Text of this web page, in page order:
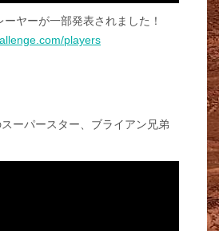
ヤーが一部発表されました！
players
ーパースター、ブライアン兄弟